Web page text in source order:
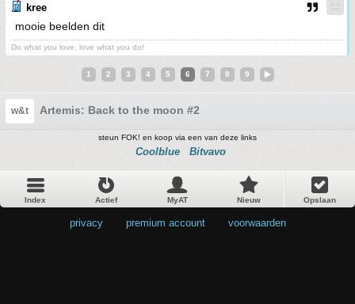
kree
mooie beelden dit
Do what you love, love what you do!
1 2 3 4 5 6 7 8 9
w&t Artemis: Back to the moon #2
steun FOK! en koop via een van deze links
Coolblue Bitvavo
Index Actief MyAT Nieuw Opslaan
privacy premium account voorwaarden